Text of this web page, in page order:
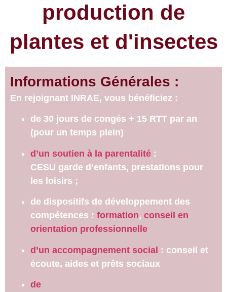
production de
plantes et d'insectes
Informations Générales :
En rejoignant INRAE, vous bénéficiez :
de 30 jours de congés + 15 RTT par an
(pour un temps plein)
d’un soutien à la parentalité :
CESU garde d’enfants, prestations pour
les loisirs ;
de dispositifs de développement des
compétences : formation, conseil en
orientation professionnelle
d’un accompagnement social : conseil et
écoute, aides et prêts sociaux
de